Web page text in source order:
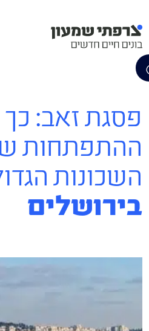
פסגת זאב: כך
ההתפתחות
השכונות
בירושלים